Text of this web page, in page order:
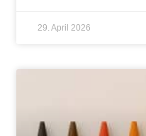
29. April 2026